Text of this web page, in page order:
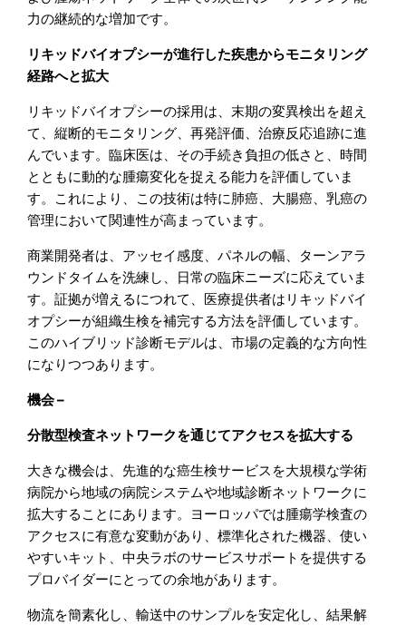
力の継続的な増加です。
リキッドバイオプシーが進行した疾患からモニタリング
経路へと拡大
リキッドバイオプシーの採用は、末期の変異検出を超え
て、縦断的モニタリング、再発評価、治療反応追跡に進
んでいます。臨床医は、その手続き負担の低さと、時間
とともに動的な腫瘍変化を捉える能力を評価していま
す。これにより、この技術は特に肺癌、大腸癌、乳癌の
管理において関連性が高まっています。
商業開発者は、アッセイ感度、パネルの幅、ターンアラ
ウンドタイムを洗練し、日常の臨床ニーズに応えていま
す。証拠が増えるにつれて、医療提供者はリキッドバイ
オプシーが組織生検を補完する方法を評価しています。
このハイブリッド診断モデルは、市場の定義的な方向性
になりつつあります。
機会 –
分散型検査ネットワークを通じてアクセスを拡大する
大きな機会は、先進的な癌生検サービスを大規模な学術
病院から地域の病院システムや地域診断ネットワークに
拡大することにあります。ヨーロッパでは腫瘍学検査の
アクセスに有意な変動があり、標準化された機器、使い
やすいキット、中央ラボのサービスサポートを提供する
プロバイダーにとっての余地があります。
物流を簡素化し、輸送中のサンプルを安定化し、結果解